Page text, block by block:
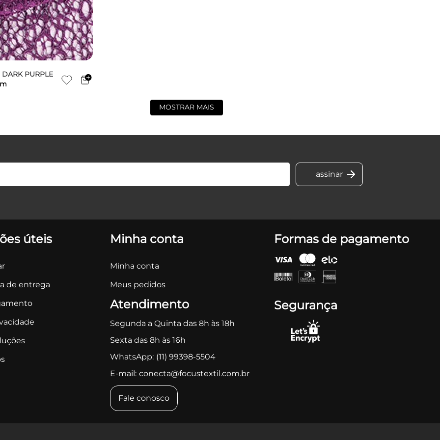
PURPLE
m
MOSTRAR MAIS
úteis
de entrega
Minha conta
Minha conta
Meus pedidos
Atendimento
Segunda a Quinta das 8h às 18h
Sexta das 8h às 16h
WhatsApp: (11) 99398-5504
E-mail: conecta@focustextil.com.br
Fale conosco
Formas de pagamento
Segurança